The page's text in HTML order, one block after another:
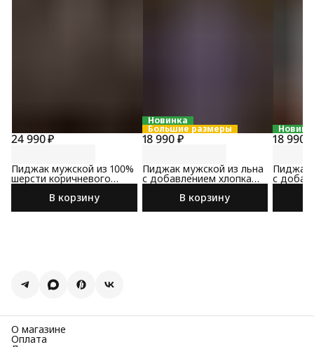
24 990 ₽
Пиджак мужской из 100%
шерсти коричневого
В корзину
Новинка
Большие размеры
18 990 ₽
Пиджак мужской из льна
с добавлением хлопка
В корзину
18 990 ₽
Пиджак
с
О магазине
Оплата